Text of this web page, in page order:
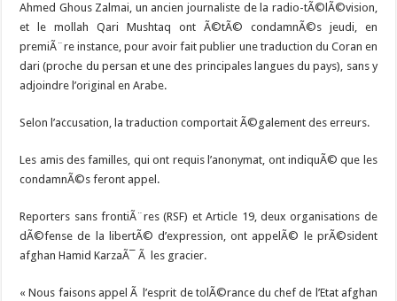
Ahmed Ghous Zalmai, un ancien journaliste de la radio-tÃ©lÃ©vision,
et le mollah Qari Mushtaq ont Ã©tÃ© condamnÃ©s jeudi, en
premiÃ¨re instance, pour avoir fait publier une traduction du Coran en
dari (proche du persan et une des principales langues du pays), sans y
adjoindre l’original en Arabe.
Selon l’accusation, la traduction comportait Ã©galement des erreurs.
Les amis des familles, qui ont requis l’anonymat, ont indiquÃ© que les
condamnÃ©s feront appel.
Reporters sans frontiÃ¨res (RSF) et Article 19, deux organisations de
dÃ©fense de la libertÃ© d’expression, ont appelÃ© le prÃ©sident
afghan Hamid KarzaÃ¯ Ã les gracier.
« Nous faisons appel Ã l’esprit de tolÃ©rance du chef de l’Etat afghan